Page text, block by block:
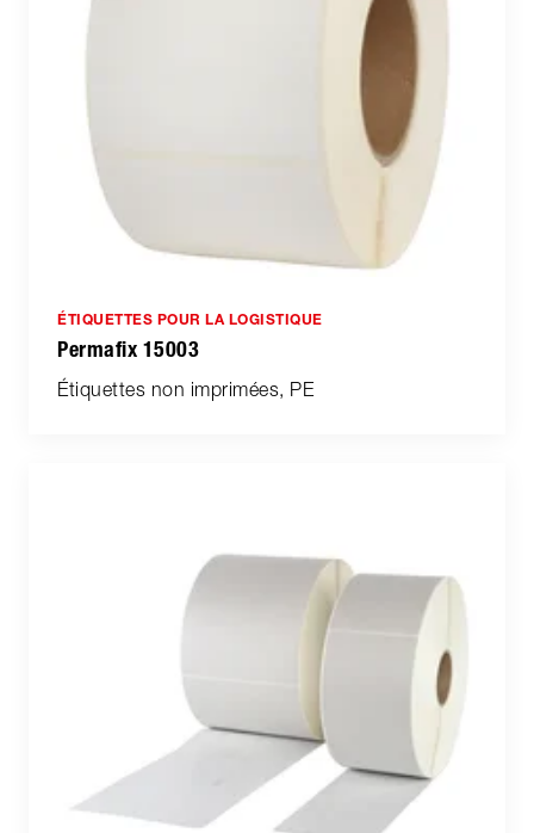
ÉTIQUETTES POUR LA LOGISTIQUE
Permafix 15003
Étiquettes non imprimées, PE